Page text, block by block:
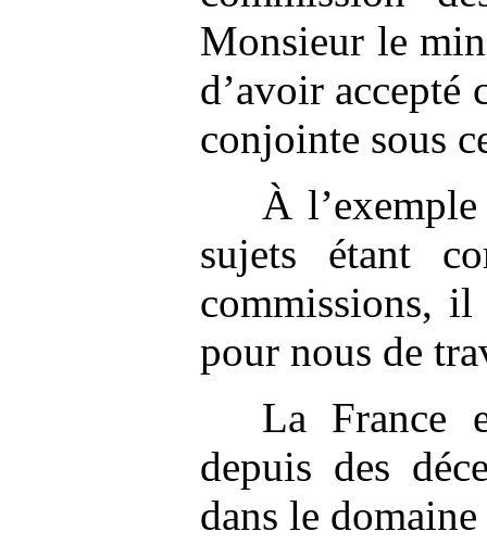
Monsieur le
d’avoir accepté
conjointe sous
À
sujets étant
commissions,
pour nous de
La France
depuis des
dans le